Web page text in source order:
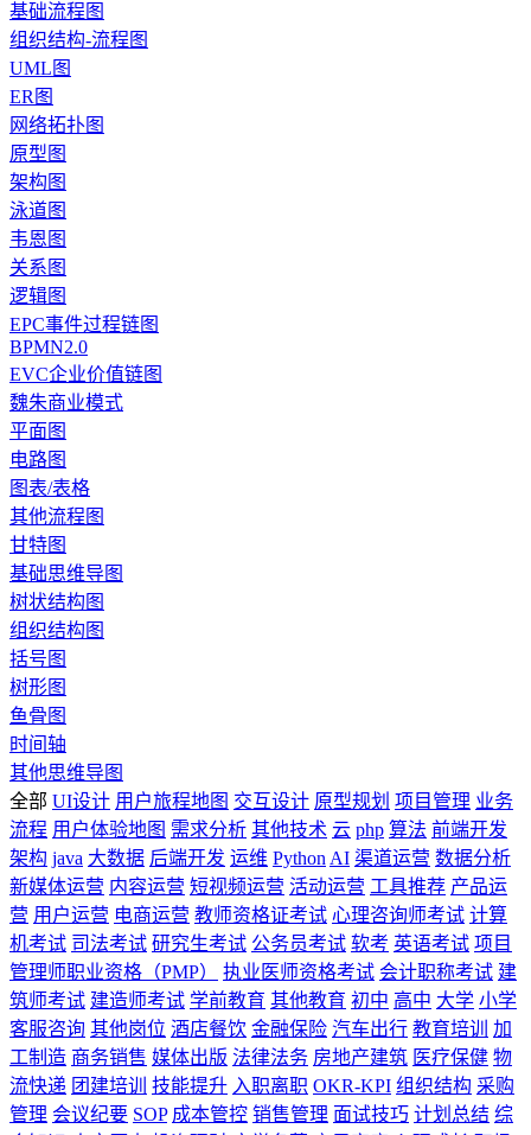
基础流程图
组织结构-流程图
UML图
ER图
网络拓扑图
原型图
架构图
泳道图
韦恩图
关系图
逻辑图
EPC事件过程链图
BPMN2.0
EVC企业价值链图
魏朱商业模式
平面图
电路图
图表/表格
其他流程图
甘特图
基础思维导图
树状结构图
组织结构图
括号图
树形图
鱼骨图
时间轴
其他思维导图
全部 UI设计 用户旅程地图 交互设计 原型规划 项目管理 业务
流程 用户体验地图 需求分析 其他技术 云 php 算法 前端开发
架构 java 大数据 后端开发 运维 Python AI 渠道运营 数据分析
新媒体运营 内容运营 短视频运营 活动运营 工具推荐 产品运
营 用户运营 电商运营 教师资格证考试 心理咨询师考试 计算
机考试 司法考试 研究生考试 公务员考试 软考 英语考试 项目
管理师职业资格（PMP）
执业医师资格考试 会计职称考试 建
筑师考试 建造师考试 学前教育 其他教育 初中 高中 大学 小学
客服咨询 其他岗位 酒店餐饮 金融保险 汽车出行 教育培训
加
工制造 商务销售 媒体出版 法律法务 房地产建筑 医疗保健 物
流快递 团建培训 技能提升 入职离职 OKR-KPI 组织结构 采购
管理 会议纪要 SOP 成本管控 销售管理 面试技巧 计划总结 综